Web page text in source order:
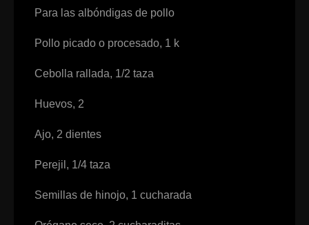
Para las albóndigas de pollo
Pollo picado o procesado, 1 k
Cebolla rallada, 1/2 taza
Huevos, 2
Ajo, 2 dientes
Perejil, 1/4 taza
Semillas de hinojo, 1 cucharada